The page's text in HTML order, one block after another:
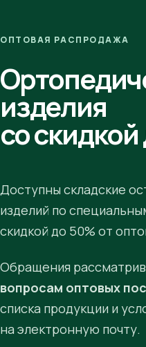
ОПТОВАЯ РАСПРОДАЖА
изделия
со
Доступны складские
изделий по
скидкой до 50% от
Обращения
вопросам оптовых
списка продукции и
на электронную почту.